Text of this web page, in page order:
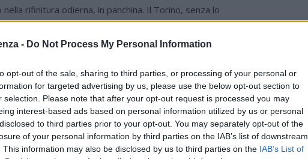
- Do Not Process My Personal Information
opt-out of the sale, sharing to third parties, or processing of your personal or
for targeted advertising by us, please use the below opt-out section to
selection. Please note that after your opt-out request is processed you may
interest-based ads based on personal information utilized by us or personal
to third parties prior to your opt-out. You may separately opt-out of the
of your personal information by third parties on the IAB’s list of downstream
This information may also be disclosed by us to third parties on the IAB’s List of
rifinitura odierna, in panchina. Il Torino, senza lo
con Vlasic sulla linea di centrocampo e l’ex Zapata
al 13′ De Ketelaere – su calcio d’angolo
un colpo di testa terminato sul secondo palo. I
hanno sfiorato la rete con Zalewski, lanciato a rete
intercettare la conclusione dell’italo-polacco.
da dove aveva lasciato: al 3′ Zappacosta, su